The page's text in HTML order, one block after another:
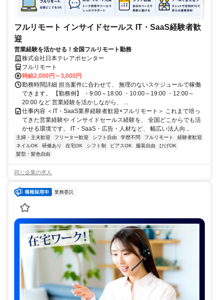
フルリモート インサイドセールス IT・SaaS経験者歓
迎
営業経験を活かせる！全国フルリモート勤務
株式会社日本テレアポセンター
フルリモート
時給2,000円～3,000円
勤務時間詳細 担当案件に合わせて、 無理のないスケジュールで稼働
できます。 【勤務例】 ・9:00～18:00 ・10:00～19:00 ・12:00～
20:00 など 営業経験を活かしながら、 ...
仕事内容 ＜IT・SaaS業界経験者歓迎×フルリモート＞ これまで培っ
てきた営業経験や インサイドセールス経験を、 全国どこからでも活
かせる環境です。 IT・SaaS・広告・人材など、 幅広い法人向...
主婦・主夫歓迎 フリーター歓迎 シフト自由 学歴不問 フルリモート
経験者歓迎
ネイルOK
研修あり 在宅OK シフト制 ピアスOK 服装自由
ひげOK
髪型・髪色自由
同じ企業の求人
業務委託